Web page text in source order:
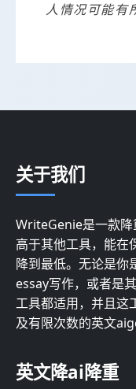
人情况可能有
关于我们
WriteGenie是一款降
高于其他工具，能在
降到最低。无论是你
essay写作，或者是
工具都适用，并且这
及有限次数的英文
英文降ai降重